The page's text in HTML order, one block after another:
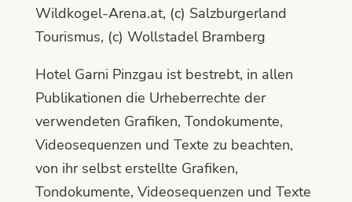
Wildkogel-Arena.at, (c) Salzburgerland
Tourismus, (c) Wollstadel Bramberg
Hotel Garni Pinzgau ist bestrebt, in allen
Publikationen die Urheberrechte der
verwendeten Grafiken, Tondokumente,
Videosequenzen und Texte zu beachten,
von ihr selbst erstellte Grafiken,
Tondokumente, Videosequenzen und Texte